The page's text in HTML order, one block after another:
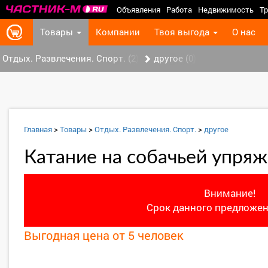
Объявления Работа Недвижимость
Товары Компании Твоя выгода О нас
Отдых. Развлечения. Спорт. (2) другое (0)
Главная>Товары >Отдых. Развлечения. Спорт.>другое
Катание на собачьей
Внимание!
Срок данного
Выгодная цена от 5 человек